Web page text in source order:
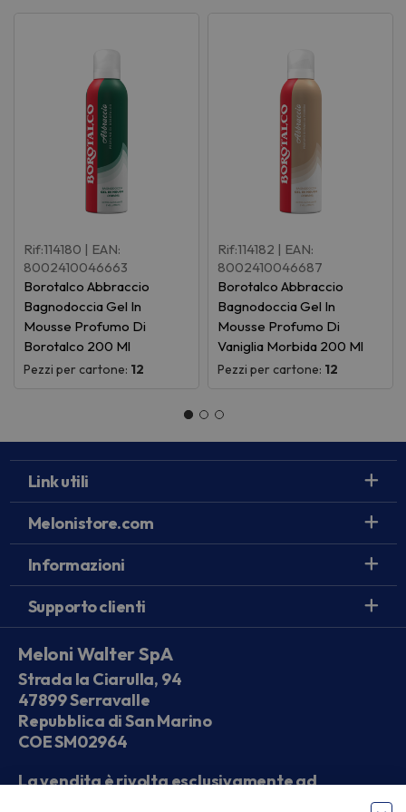
Rif:114180 | EAN:
8002410046663
Borotalco Abbraccio
Bagnodoccia Gel In
Mousse Profumo Di
Borotalco 200 Ml
Pezzi per cartone: 12
Rif:114182 | EAN:
8002410046687
Borotalco Abbraccio
Bagnodoccia Gel In
Mousse Profumo Di
Vaniglia Morbida 200 Ml
Pezzi per cartone: 12
Link utili
Melonistore.com
Informazioni
Supporto clienti
Meloni Walter SpA
Strada la Ciarulla, 94
47899 Serravalle
Repubblica di San Marino
COE SM02964
La vendita è rivolta esclusivamente ad